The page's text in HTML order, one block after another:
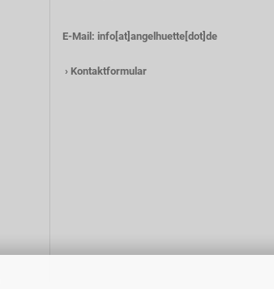
E-Mail: info[at]angelhuette[dot]de
› Kontaktformular